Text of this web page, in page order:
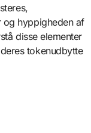
og hyppigheden af
disse elementer
tokenudbytte